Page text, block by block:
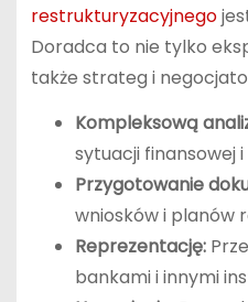
restrukturyzacyjnego
Doradca to nie tylko
także strateg i
Kompleksową
sytuacji finansowej
Przygotowanie
wniosków i planów
Reprezentację:
bankami i innymi